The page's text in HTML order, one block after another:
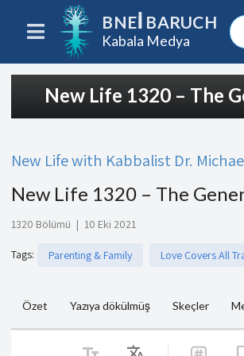
BNEI BARUCH
Kabala Medya
New Life 1320 – The
New Life with Kabbalist Dr.
New Life 1320 – The
1320 Bölümü | 10 Eki 2021
Tags: Parenting & Family Love Covers All
Özet Yazıya dökülmüş Skeçler